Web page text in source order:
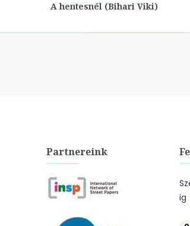
A hentesnél (Bihari Viki)
Partnereink
ig